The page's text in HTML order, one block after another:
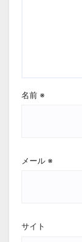
名前 ※
メール ※
サイト